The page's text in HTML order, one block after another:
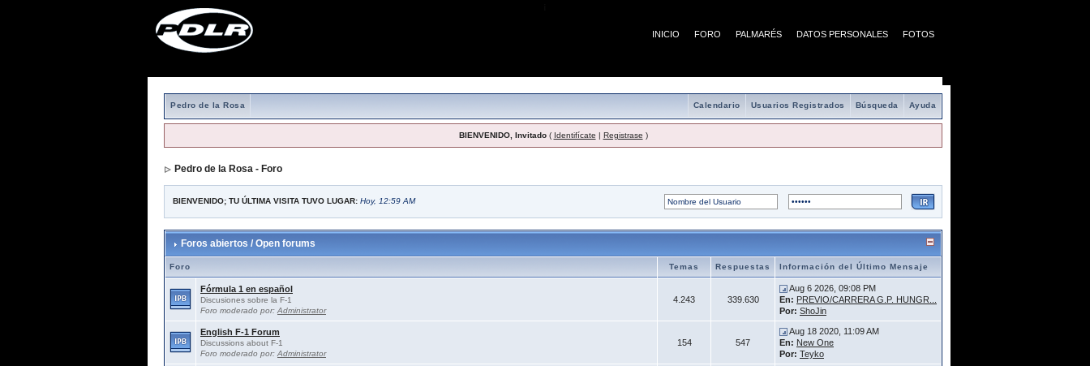
INICIO FORO PALMARÉS DATOS PERSONALES FOTOS
Pedro de la Rosa Ayuda
Búsqueda
Usuarios Registrados
Calendario
BIENVENIDO, Invitado( Identifícate | Registrase )
Pedro de la Rosa - Foro
BIENVENIDO; TU ÚLTIMA VISITA TUVO LUGAR: Hoy, 12:59 AM
Foros abiertos / Open forums
Foro Temas Respuestas Información del Último Mensaje
Fórmula 1 en español
Discusiones sobre la F-1
Foro moderado por: Administrator
4.243 339.630
Aug 6 2026, 09:08 PM
En: PREVIO/CARRERA G.P. HUNGR...
Por: ShoJin
English F-1 Forum
Discussions about F-1
Foro moderado por: Administrator
154 547
Aug 18 2020, 11:09 AM
En: New One
Por: Teyko